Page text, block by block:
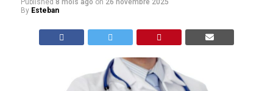
Published 8 mois ago on 26 novembre 2025
By Esteban